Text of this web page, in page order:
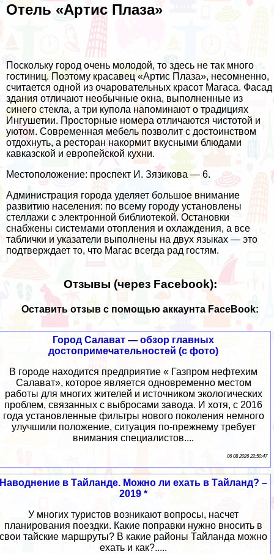
Отель «Артис Плаза»
Поскольку город очень молодой, то здесь не так много
гостиниц. Поэтому красавец «Артис Плаза», несомненно,
считается одной из очаровательных красот Магаса. Фасад
здания отличают необычные окна, выполненные из
синего стекла, а три купола напоминают о традициях
Ингушетии. Просторные номера отличаются чистотой и
уютом. Современная мебель позволит с достоинством
отдохнуть, а ресторан накормит вкусными блюдами
кавказской и европейской кухни.
Местоположение: проспект И. Зязикова — 6.
Администрация города уделяет большое внимание
развитию населения: по всему городу установлены
стеллажи с электронной библиотекой. Остановки
снабжены системами отопления и охлаждения, а все
таблички и указатели выполнены на двух языках — это
подтверждает то, что Магас всегда рад гостям.
Отзывы (через Facebook):
Оставить отзыв с помощью аккаунта FaceBook:
Город Салават — обзор главных
достопримечательностей (с фото)
В городе находится предприятие « Газпром нефтехим
Салават», которое является одновременно местом
работы для многих жителей и источником экологических
проблем, связанных с выбросами завода. И хотя, с 2016
года установленные фильтры нового поколения немного
улучшили положение, ситуация по-прежнему требует
внимания специалистов....
06 08 2026 22:50:47
Наводнение в Тайланде. Можно ли ехать в Тайланд? –
2019 *
У многих туристов возникают вопросы, насчет
планирования поездки. Какие поправки нужно вносить в
свои тайские маршруты? В какие районы Тайланда можно
ехать и как?.....